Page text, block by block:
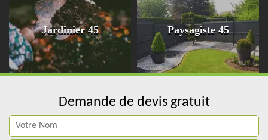
Jardinier 45 Paysagiste 45
Demande de devis gratuit